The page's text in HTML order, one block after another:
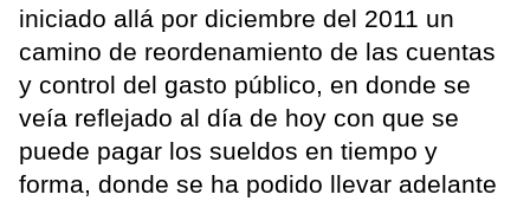
iniciado allá por diciembre del 2011 un
camino de reordenamiento de las cuentas
y control del gasto público, en donde se
veía reflejado al día de hoy con que se
puede pagar los sueldos en tiempo y
forma, donde se ha podido llevar adelante